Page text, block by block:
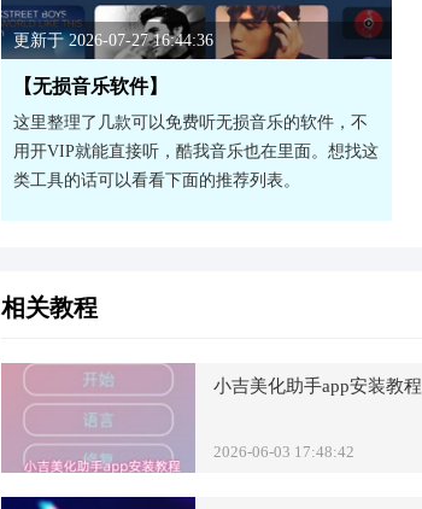
更新于 2026-07-27 16:44:36
【无损音乐软件】
这里整理了几款可以免费听无损音乐的软件，不
用开VIP就能直接听，酷我音乐也在里面。想找这
类工具的话可以看看下面的推荐列表。
相关教程
小吉美化助手app安装教程
2026-06-03 17:48:42